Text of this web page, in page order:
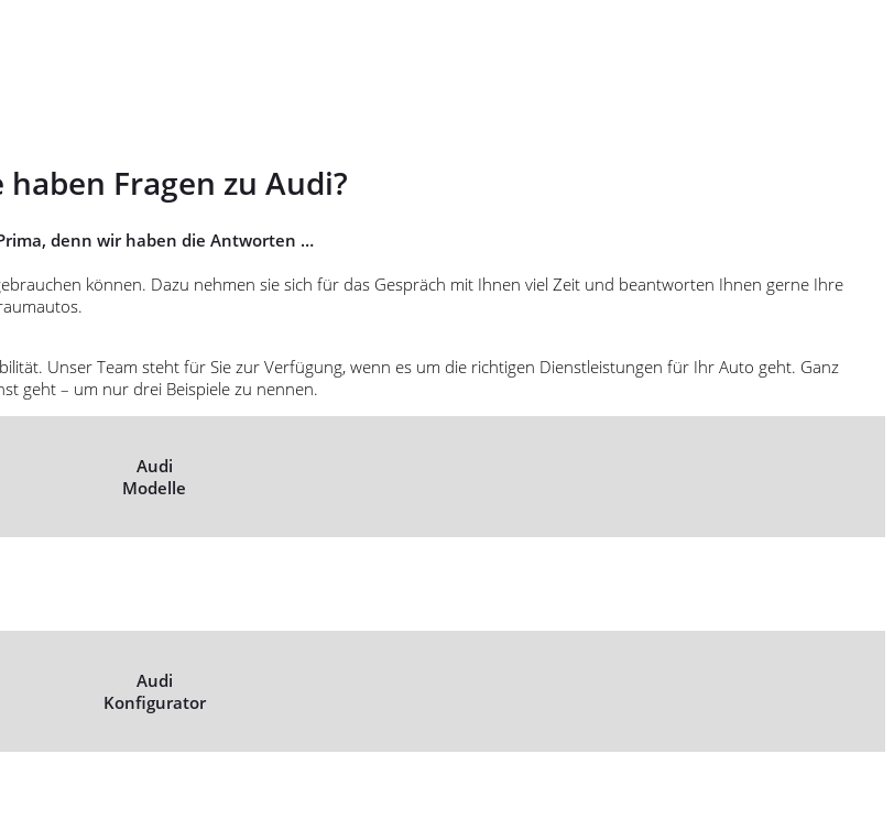
haben Fragen zu Audi?
denn wir haben die Antworten …
können. Dazu nehmen sie sich für das Gespräch mit Ihnen viel Zeit und beantworten Ihnen gerne Ihre
Unser Team steht für Sie zur Verfügung, wenn es um die richtigen Dienstleistungen für Ihr Auto geht. Ganz
geht – um nur drei Beispiele zu nennen.
Audi
Modelle
Audi
Konfigurator